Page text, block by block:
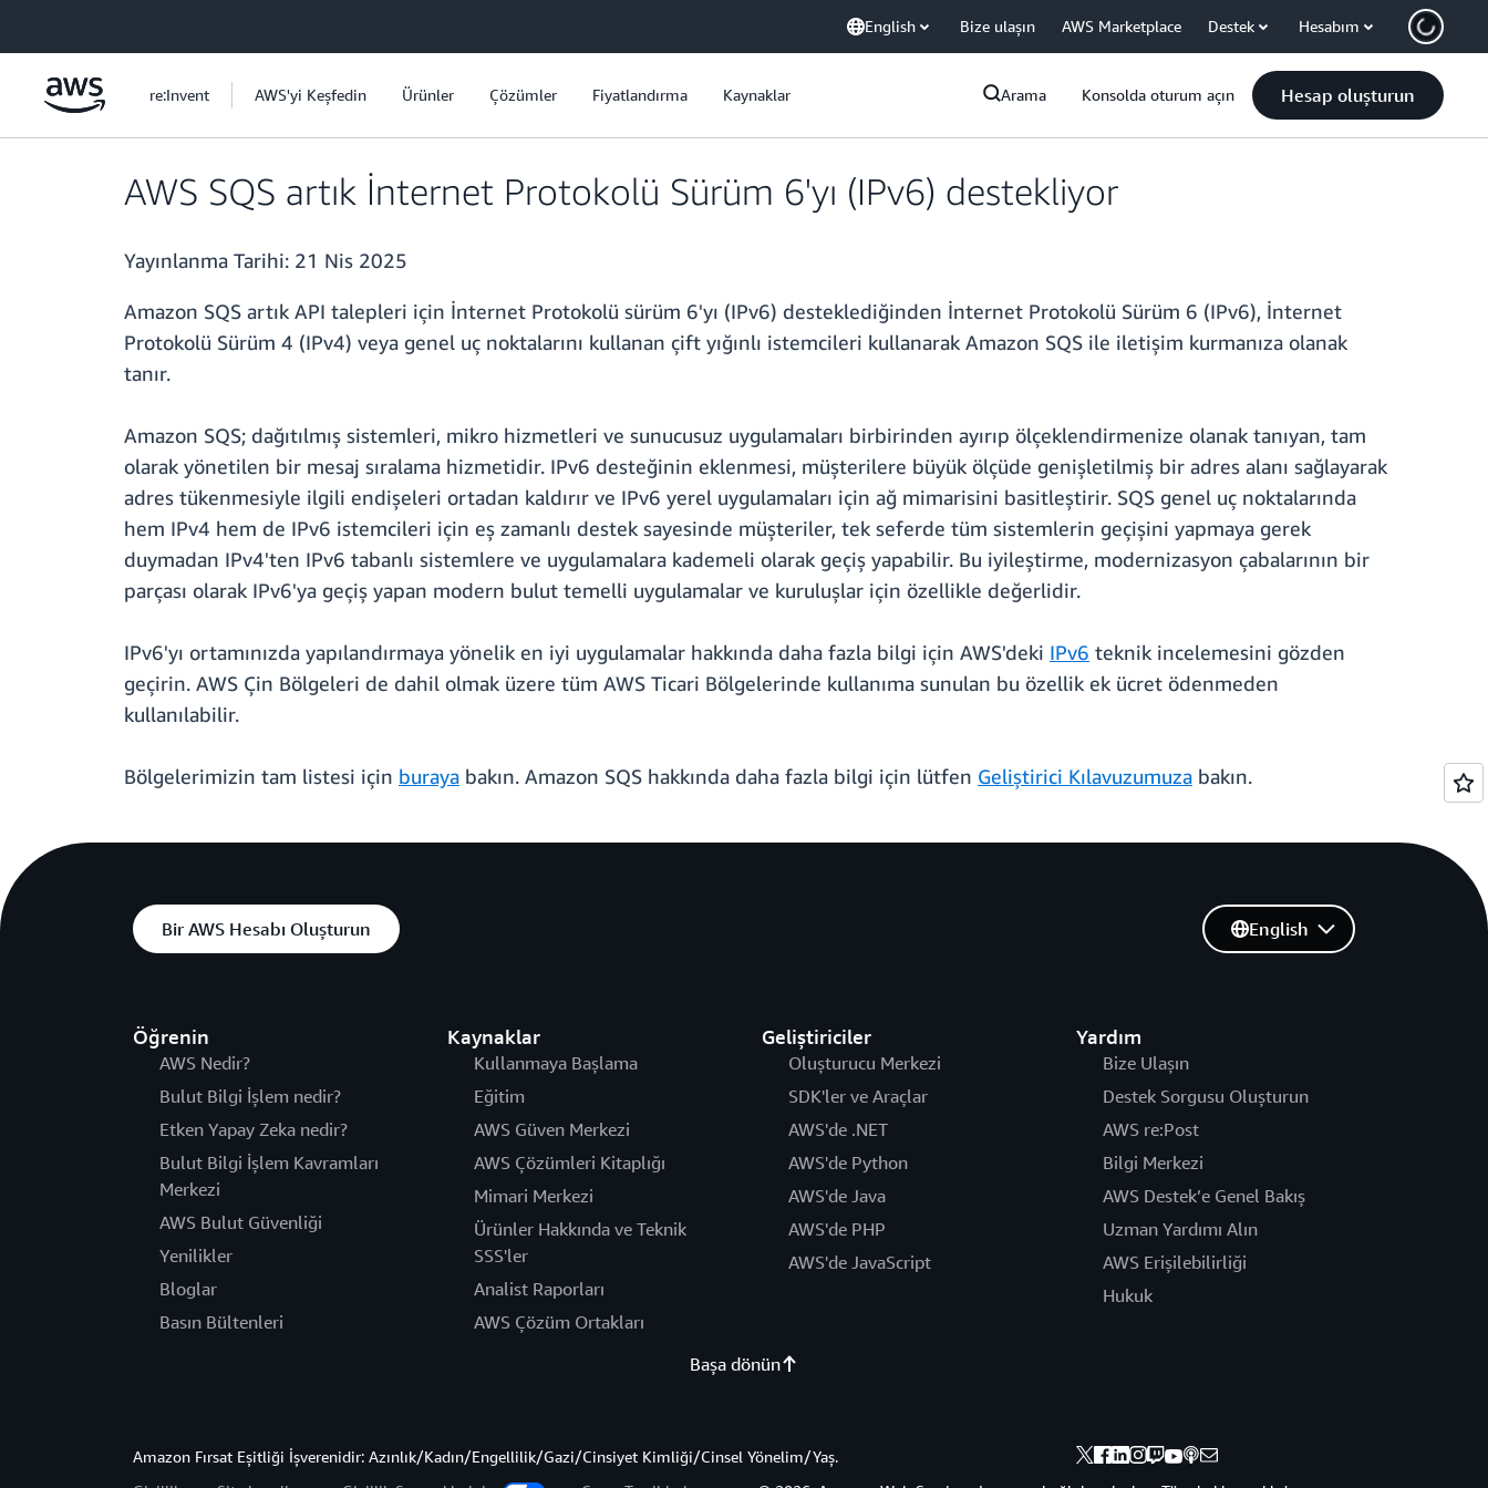
English Bize ulaşın AWS Marketplace Destek Hesabım
re:Invent AWS'yi Keşfedin Ürünler Çözümler Fiyatlandırma Kaynaklar Arama Konsolda oturum açın Hesap oluşturun
AWS SQS artık İnternet Protokolü Sürüm 6'yı (IPv6) destekliyor
Yayınlanma Tarihi: 21 Nis 2025
Amazon SQS artık API talepleri için İnternet Protokolü sürüm 6'yı (IPv6) desteklediğinden İnternet Protokolü Sürüm 6 (IPv6), İnternet
Protokolü Sürüm 4 (IPv4) veya genel uç noktalarını kullanan çift yığınlı istemcileri kullanarak Amazon SQS ile iletişim kurmanıza olanak
tanır.
Amazon SQS; dağıtılmış sistemleri, mikro hizmetleri ve sunucusuz uygulamaları birbirinden ayırıp ölçeklendirmenize olanak tanıyan, tam
olarak yönetilen bir mesaj sıralama hizmetidir. IPv6 desteğinin eklenmesi, müşterilere büyük ölçüde genişletilmiş bir adres alanı sağlayarak
adres tükenmesiyle ilgili endişeleri ortadan kaldırır ve IPv6 yerel uygulamaları için ağ mimarisini basitleştirir. SQS genel uç noktalarında
hem IPv4 hem de IPv6 istemcileri için eş zamanlı destek sayesinde müşteriler, tek seferde tüm sistemlerin geçişini yapmaya gerek
duymadan IPv4'ten IPv6 tabanlı sistemlere ve uygulamalara kademeli olarak geçiş yapabilir. Bu iyileştirme, modernizasyon çabalarının bir
parçası olarak IPv6'ya geçiş yapan modern bulut temelli uygulamalar ve kuruluşlar için özellikle değerlidir.
IPv6'yı ortamınızda yapılandırmaya yönelik en iyi uygulamalar hakkında daha fazla bilgi için AWS'deki IPv6 teknik incelemesini gözden
geçirin. AWS Çin Bölgeleri de dahil olmak üzere tüm AWS Ticari Bölgelerinde kullanıma sunulan bu özellik ek ücret ödenmeden
kullanılabilir.
Bölgelerimizin tam listesi için buraya bakın. Amazon SQS hakkında daha fazla bilgi için lütfen Geliştirici Kılavuzumuza bakın.
Bir AWS Hesabı Oluşturun
Öğrenin
AWS Nedir?
Bulut Bilgi İşlem nedir?
Etken Yapay Zeka nedir?
Bulut Bilgi İşlem Kavramları
Merkezi
AWS Bulut Güvenliği
Yenilikler
Bloglar
Basın Bültenleri
Kaynaklar
Kullanmaya Başlama
Eğitim
AWS Güven Merkezi
AWS Çözümleri Kitaplığı
Mimari Merkezi
Ürünler Hakkında ve Teknik
SSS'ler
Analist Raporları
AWS Çözüm Ortakları
Geliştiriciler
Oluşturucu Merkezi
SDK'ler ve Araçlar
AWS'de .NET
AWS'de Python
AWS'de Java
AWS'de PHP
AWS'de JavaScript
Yardım
Bize Ulaşın
Destek Sorgusu Oluşturun
AWS re:Post
Bilgi Merkezi
AWS Destek’e Genel Bakış
Uzman Yardımı Alın
AWS Erişilebilirliği
Hukuk
English
Başa dönün
Amazon Fırsat Eşitliği İşverenidir: Azınlık/Kadın/Engellilik/Gazi/Cinsiyet Kimliği/Cinsel Yönelim/Yaş.